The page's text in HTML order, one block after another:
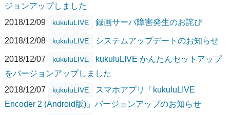
ジョンアップしました
2018/12/09
kukuluLIVE 録画サーバ障害発生のお詫び
2018/12/08 kukuluLIVE システムアップデートのお知らせ
2018/12/07 kukuluLIVE
kukuluLIVE かんたんセットアップ
をバージョンアップしました
2018/12/07
kukuluLIVE
スマホアプリ「kukuluLIVE
Encoder 2 (Android版)」バージョンアップのお知らせ